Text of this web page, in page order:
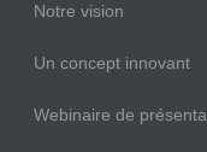
Notre vision
Un concept innovant
Webinaire de